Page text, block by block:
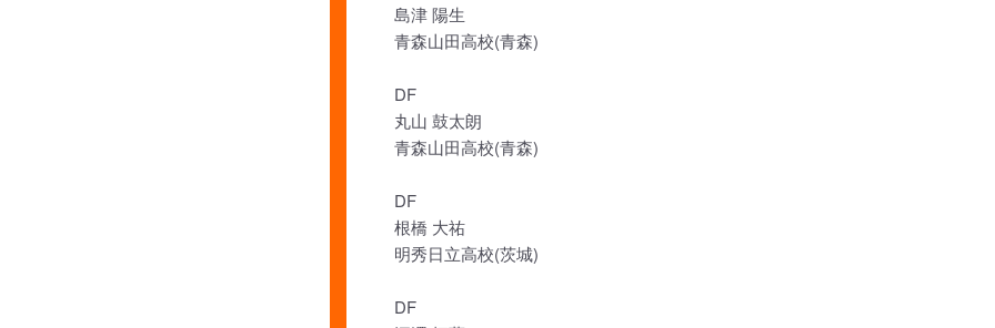
島津 陽生
青森山田高校(青森)
DF
丸山 鼓太朗
青森山田高校(青森)
DF
根橋 大祐
明秀日立高校(茨城)
DF